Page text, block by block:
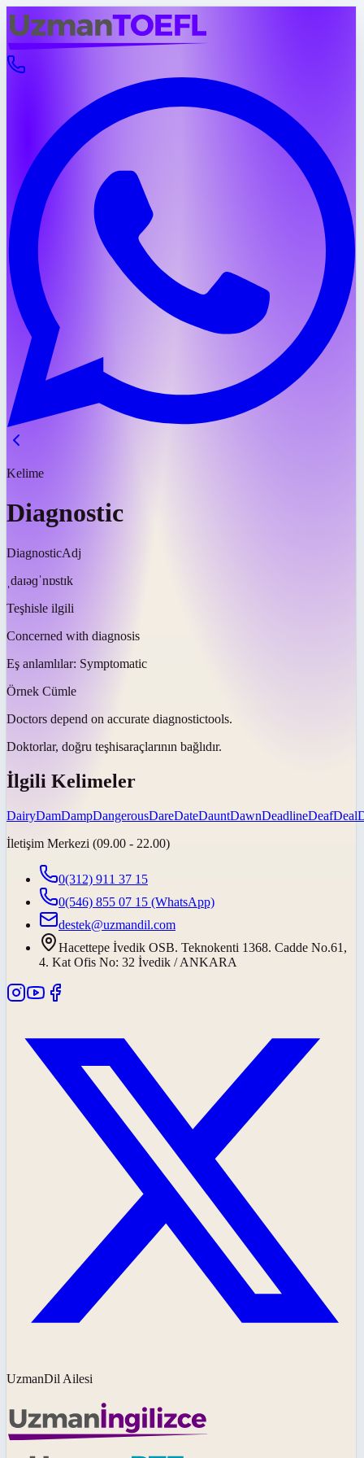
Kelime
Diagnostic
DiagnosticAdj
ˌdaɪəɡˈnɒstɪk
Teşhisle ilgili
Concerned with diagnosis
Eş anlamlılar: Symptomatic
Örnek Cümle
Doctors depend on accurate diagnostictools.
Doktorlar, doğru teşhisaraçlarının bağlıdır.
İlgili Kelimeler
DairyDamDampDangerousDareDateDauntDawnDeadlineDeafDeal
İletişim Merkezi (09.00 - 22.00)
0(312) 911 37 15
0(546) 855 07 15 (WhatsApp)
destek@uzmandil.com
Hacettepe İvedik OSB. Teknokenti 1368. Cadde No.61,
4. Kat Ofis No: 32 İvedik / ANKARA
UzmanDil Ailesi